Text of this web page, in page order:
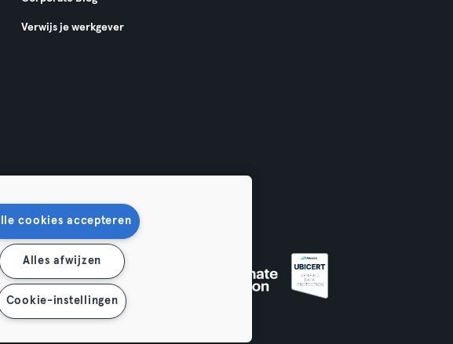
Verwijs je werkgever
Membership opzeggen
cookies accepteren
Alles afwijzen
Cookie-instellingen